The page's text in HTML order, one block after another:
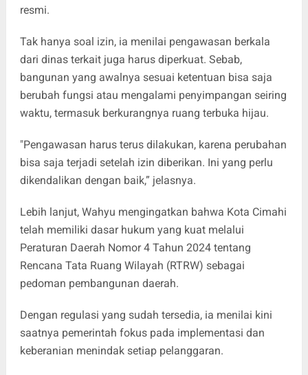
resmi.
Tak hanya soal izin, ia menilai pengawasan berkala
dari dinas terkait juga harus diperkuat. Sebab,
bangunan yang awalnya sesuai ketentuan bisa saja
berubah fungsi atau mengalami penyimpangan seiring
waktu, termasuk berkurangnya ruang terbuka hijau.
"Pengawasan harus terus dilakukan, karena perubahan
bisa saja terjadi setelah izin diberikan. Ini yang perlu
dikendalikan dengan baik,” jelasnya.
Lebih lanjut, Wahyu mengingatkan bahwa Kota Cimahi
telah memiliki dasar hukum yang kuat melalui
Peraturan Daerah Nomor 4 Tahun 2024 tentang
Rencana Tata Ruang Wilayah (RTRW) sebagai
pedoman pembangunan daerah.
Dengan regulasi yang sudah tersedia, ia menilai kini
saatnya pemerintah fokus pada implementasi dan
keberanian menindak setiap pelanggaran.